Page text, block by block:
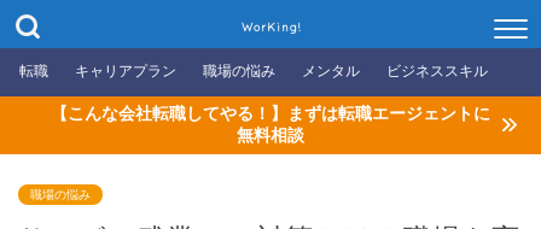
WorKing!
転職 キャリアプラン 職場の悩み メンタル ビジネススキル
【こんな会社転職してやる！】まずは転職エージェントに
無料相談
職場の悩み